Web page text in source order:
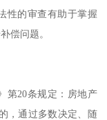
性的审查有助于掌握
偿问题。
第20条规定：房地产
，通过多数决定、随